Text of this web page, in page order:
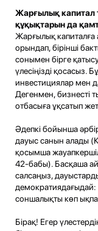
Жарғылық капитал
құқықтарын да
Жарғылық капиталға
орындап, бірінші
сонымен бірге
үлесіңізді қосасыз.
инвестициялар мен
Дегенмен, бизнесті
отбасыға ұқсатып
Әдепкі бойынша
дауыс санын алады
қосымша
42-бабы). Басқаша
салсаңыз,
демократиядағыдай:
соншалықты көп
Бірақ! Егер